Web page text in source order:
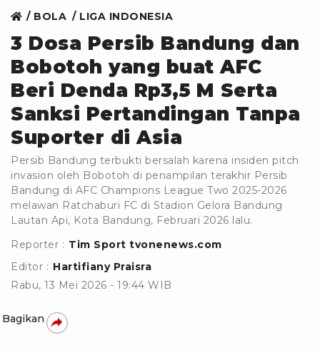
BOLA LIGA INDONESIA
3 Dosa Persib Bandung dan
Bobotoh yang buat AFC
Beri Denda Rp3,5 M Serta
Sanksi Pertandingan Tanpa
Suporter di Asia
Persib Bandung terbukti bersalah karena insiden pitch
invasion oleh Bobotoh di penampilan terakhir Persib
Bandung di AFC Champions League Two 2025-2026
melawan Ratchaburi FC di Stadion Gelora Bandung
Lautan Api, Kota Bandung, Februari 2026 lalu.
Reporter : Tim Sport tvonenews.com
Editor : Hartifiany Praisra
Rabu, 13 Mei 2026 - 19:44 WIB
Bagikan